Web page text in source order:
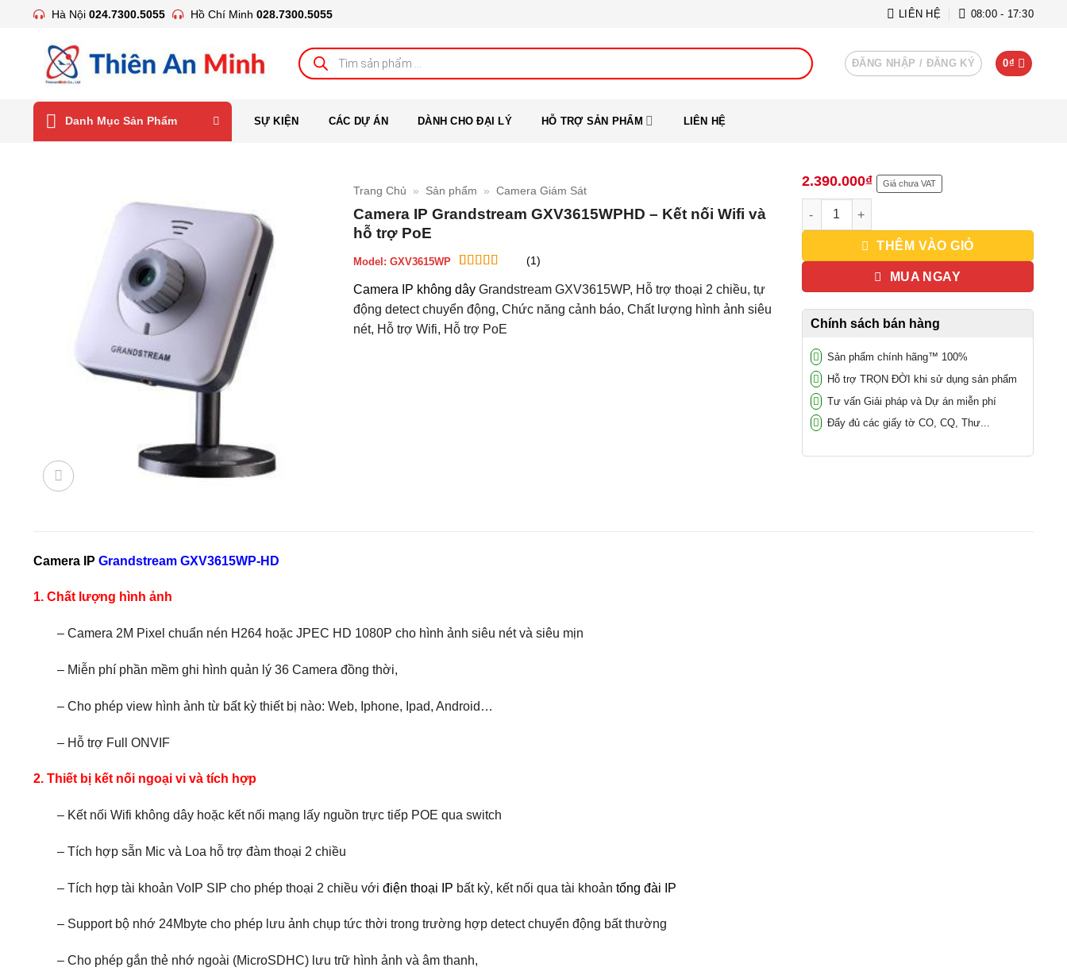
Hà Nội 024.7300.5055 Hồ Chí Minh 028.7300.5055 LIÊN HỆ 08:00 - 17:30
Tìm
kiếm
sản
phẩm
ĐĂNG NHẬP / ĐĂNG KÝ 0₫
Danh Mục Sản Phẩm SỰ KIỆN CÁC DỰ ÁN DÀNH CHO ĐẠI LÝ HỖ TRỢ SẢN PHẨM LIÊN HỆ
Trang Chủ » Sản phẩm » Camera Giám Sát
Camera IP Grandstream GXV3615WPHD – Kết nối Wifi và
hỗ trợ PoE
Model:GXV3615WP
trênđánh
giá
(1)
Camera IP không dây Grandstream GXV3615WP, Hỗ trợ thoại 2 chiều, tự
động detect chuyển động, Chức năng cảnh báo, Chất lượng hình ảnh siêu
nét, Hỗ trợ Wifi, Hỗ trợ PoE
2.390.000₫ Giá chưa VAT
Camera IP Grandstream GXV3615WPHD - Kết
THÊM VÀO GIỎ
MUA NGAY
Chính sách bán hàng
Sản phẩm chính hãng™ 100%
Hỗ trợ TRỌN ĐỜI khi sử dụng sản phẩm
Tư vấn Giải pháp và Dự án miễn phí
Đẩy đủ các giấy tờ CO, CQ, Thư...
Camera IP Grandstream GXV3615WP-HD
1. Chất lượng hình ảnh
– Camera 2M Pixel chuẩn nén H264 hoặc JPEC HD 1080P cho hình ảnh siêu nét và siêu mịn
– Miễn phí phần mềm ghi hình quản lý 36 Camera đồng thời,
– Cho phép view hình ảnh từ bất kỳ thiết bị nào: Web, Iphone, Ipad, Android…
– Hỗ trợ Full ONVIF
2. Thiết bị kết nối ngoại vi và tích hợp
– Kết nối Wifi không dây hoặc kết nối mạng lấy nguồn trực tiếp POE qua switch
– Tích hợp sẵn Mic và Loa hỗ trợ đàm thoại 2 chiều
– Tích hợp tài khoản VoIP SIP cho phép thoại 2 chiều với điện thoại IP bất kỳ, kết nối qua tài khoản tổng đài IP
– Support bộ nhớ 24Mbyte cho phép lưu ảnh chụp tức thời trong trường hợp detect chuyển động bất thường
– Cho phép gắn thẻ nhớ ngoài (MicroSDHC) lưu trữ hình ảnh và âm thanh,